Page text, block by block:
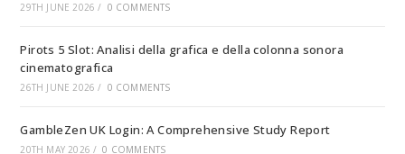
29TH JUNE 2026 / 0 COMMENTS
Pirots 5 Slot: Analisi della grafica e della colonna sonora
cinematografica
26TH JUNE 2026 / 0 COMMENTS
GambleZen UK Login: A Comprehensive Study Report
20TH MAY 2026 / 0 COMMENTS